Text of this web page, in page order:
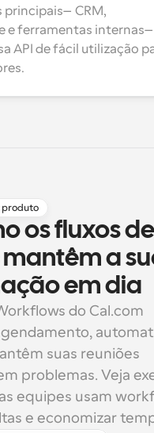
principais—CRM,
e ferramentas internas—
API de fácil utilização
produto
os fluxos de
a
em dia
do Cal.com
suas reuniões
problemas. Veja
equipes usam
e economizar